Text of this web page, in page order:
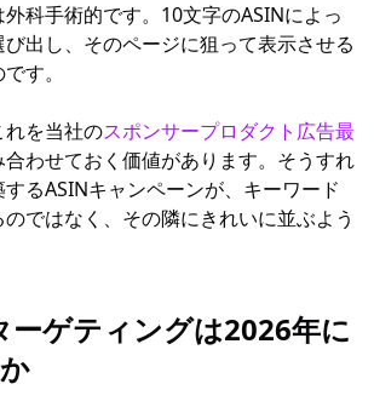
科手術的です。10文字のASINによっ
出し、そのページに狙って表示させる
す。
を当社のスポンサープロダクト広告最
合わせておく価値があります。そうすれ
るASINキャンペーンが、キーワード
ではなく、その隣にきれいに並ぶよう
ーゲティングは2026年に